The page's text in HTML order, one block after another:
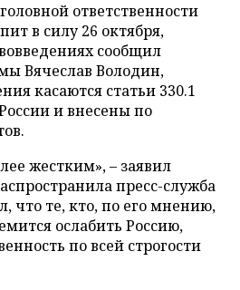
ответственности
в силу 26 октября,
сообщил
Вячеслав Володин,
касаются статьи 330.1
и внесены по
жестким», – заявил
пресс-служба
что те, кто, по его мнению,
ослабить Россию,
по всей строгости